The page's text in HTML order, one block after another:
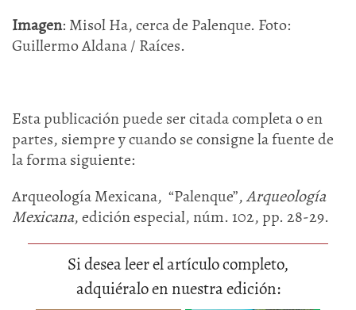
Imagen: Misol Ha, cerca de Palenque. Foto:
Guillermo Aldana / Raíces.
Esta publicación puede ser citada completa o en
partes, siempre y cuando se consigne la fuente de
la forma siguiente:
Arqueología Mexicana, “Palenque”,Arqueología
Mexicana, edición especial, núm. 102, pp. 28-29.
Si desea leer el artículo completo,
adquiéralo en nuestra edición: